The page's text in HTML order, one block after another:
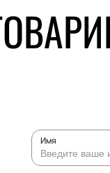
Имя